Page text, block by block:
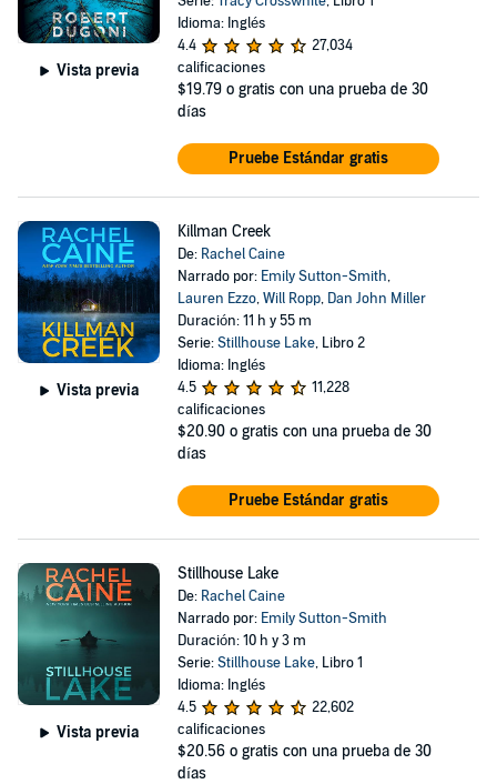
Vista previa
Idioma: Inglés
4.4
27,034
calificaciones
$19.79 o gratis con una prueba de 30
días
Pruebe Estándar gratis
Vista previa
Killman Creek
De: Rachel Caine
Narrado por: Emily Sutton-Smith,
Lauren Ezzo,Will Ropp, Dan John Miller
Duración: 11 h y 55 m
Serie:Stillhouse Lake, Libro 2
Idioma: Inglés
4.5
11,228
calificaciones
$20.90 o gratis con una prueba de 30
días
Pruebe Estándar gratis
Vista previa
Stillhouse Lake
De: Rachel Caine
Narrado por: Emily Sutton-Smith
Duración: 10 h y 3 m
Serie:Stillhouse Lake, Libro 1
Idioma: Inglés
4.5
22,602
calificaciones
$20.56 o gratis con una prueba de 30
días